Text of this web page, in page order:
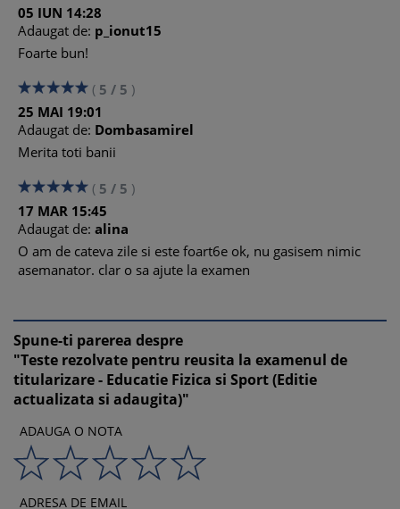
05 IUN 14:28
Adaugat de: p_ionut15
Foarte bun!
( 5 / 5 )
25 MAI 19:01
Adaugat de: Dombasamirel
Merita toti banii
( 5 / 5 )
17 MAR 15:45
Adaugat de: alina
O am de cateva zile si este foart6e ok, nu gasisem nimic
asemanator. clar o sa ajute la examen
Spune-ti parerea despre
"Teste rezolvate pentru reusita la examenul de
titularizare - Educatie Fizica si Sport (Editie
actualizata si adaugita)"
ADAUGA O NOTA
ADRESA DE EMAIL